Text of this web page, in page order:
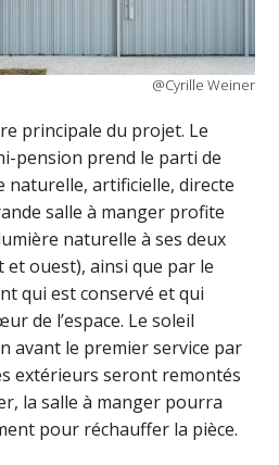
@Cyrille Weiner
principale du projet. Le
pension prend le parti de
naturelle, artificielle, directe
salle à manger profite
naturelle à ses deux
et ouest), ainsi que par le
qui est conservé et qui
de l’espace. Le soleil
avant le premier service par
extérieurs seront remontés
la salle à manger pourra
pour réchauffer la pièce.